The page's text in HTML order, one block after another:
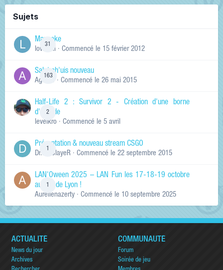
Sujets
31
Manneke
lowskill · Commencé le 15 février 2012
163
Salut ch'uis nouveau
Ag0Nie · Commencé le 26 mai 2015
2
Half-Life 2 : Survivor 2 - Création d'une borne
d'arcade
levelkro · Commencé le 5 avril
Présentation & nouveau stream CSGO
Dr.KinSlayeR · Commencé le 22 septembre 2015
LAN'Oween 2025 – LAN Fun les 17-18-19 octobre
au sud de Lyon !
Aurelienazerty · Commencé le 10 septembre 2025
ACTUALITÉ
News du jour
Archives
COMMUNAUTÉ
Forum
Soirée de jeu